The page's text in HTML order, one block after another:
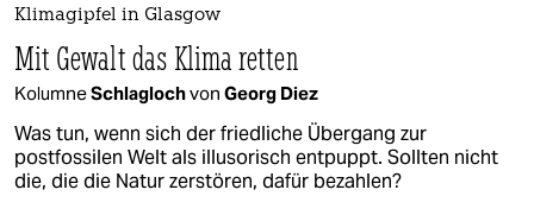
Klimagipfel in Glasgow
Mit Gewalt das Klima retten
KolumneSchlaglochvon Georg Diez
Was tun, wenn sich der friedliche Übergang zur
postfossilen Welt als illusorisch entpuppt. Sollten nicht
die, die die Natur zerstören, dafür bezahlen?